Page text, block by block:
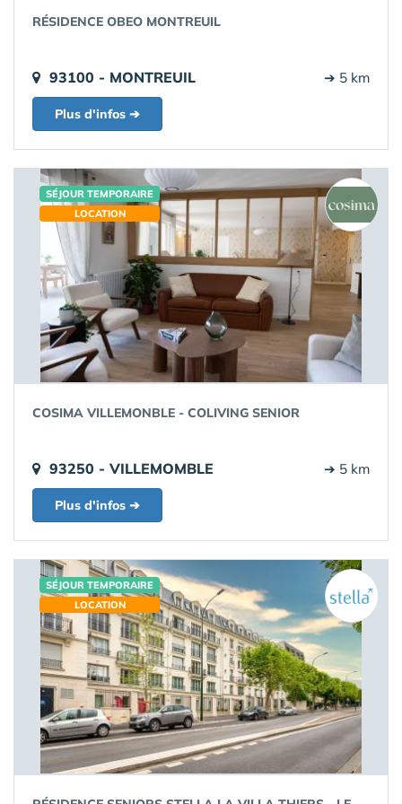
RÉSIDENCE OBEO MONTREUIL
93100 - MONTREUIL ➔ 5 km
Plus d'infos ➔
SÉJOUR TEMPORAIRE
LOCATION
COSIMA VILLEMONBLE - COLIVING SENIOR
93250 - VILLEMOMBLE ➔ 5 km
Plus d'infos ➔
SÉJOUR TEMPORAIRE
LOCATION